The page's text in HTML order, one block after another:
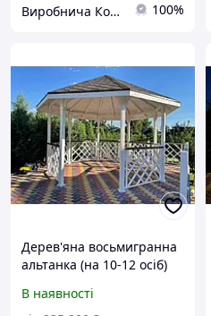
Виробнича Компанія "lnk-leader" 100%
Дерев'яна восьмигранна
альтанка (на 10-12 осіб)
В наявності